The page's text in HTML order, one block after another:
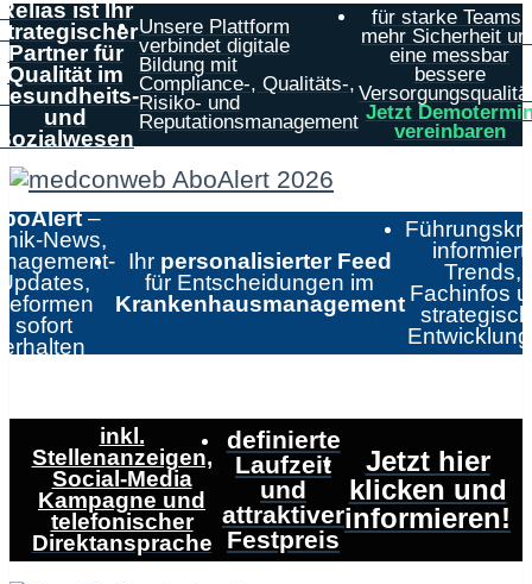
ist Ihr
Partner für
Qualität im
und
Unsere Plattform
verbindet digitale
Bildung mit
Compliance-, Qualitäts-,
Risiko- und
Reputationsmanagement
für starke Teams,
mehr Sicherheit
eine messbar
bessere
Jetzt
vereinbaren
–
News,
sofort
erhalten
Ihr personalisierter Feed
für Entscheidungen im
Krankenhausmanagement
informiert:
Trends,
Fachinfos
inkl.
Stellenanzeigen,
Social-Media
Kampagne und
telefonischer
Direktansprache
definierte
Laufzeit
und
attraktiver
Festpreis
Jetzt hier
klicken und
informieren!